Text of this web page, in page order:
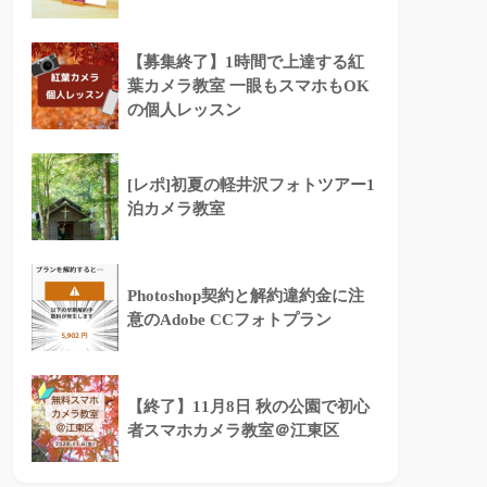
【募集終了】1時間で上達する紅
葉カメラ教室 一眼もスマホもOK
の個人レッスン
[レポ]初夏の軽井沢フォトツアー1
泊カメラ教室
Photoshop契約と解約違約金に注
意のAdobe CCフォトプラン
【終了】11月8日 秋の公園で初心
者スマホカメラ教室＠江東区